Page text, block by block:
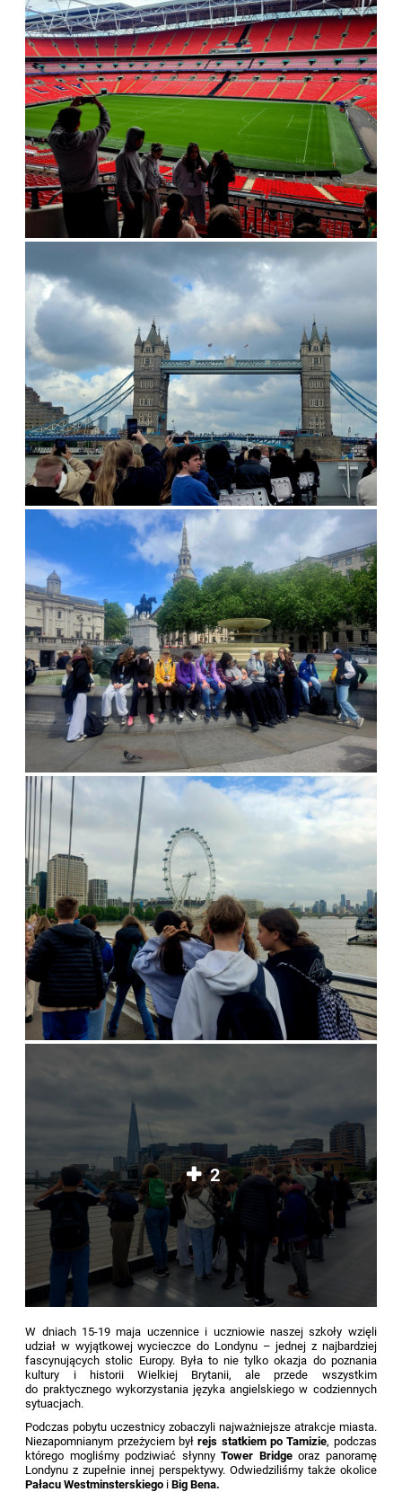
2
W dniach 15-19 maja uczennice i uczniowie naszej szkoły wzięli
udział w wyjątkowej wycieczce do Londynu – jednej z najbardziej
fascynujących stolic Europy. Była to nie tylko okazja do poznania
kultury i historii Wielkiej Brytanii, ale przede wszystkim
do praktycznego wykorzystania języka angielskiego w codziennych
sytuacjach.
Podczas pobytu uczestnicy zobaczyli najważniejsze atrakcje miasta.
Niezapomnianym przeżyciem byłrejs statkiem po Tamizie, podczas
którego mogliśmy podziwiać słynnyTower Bridgeoraz panoramę
Londynu z zupełnie innej perspektywy. Odwiedziliśmy także okolice
Pałacu Westminsterskiego iBig Bena.